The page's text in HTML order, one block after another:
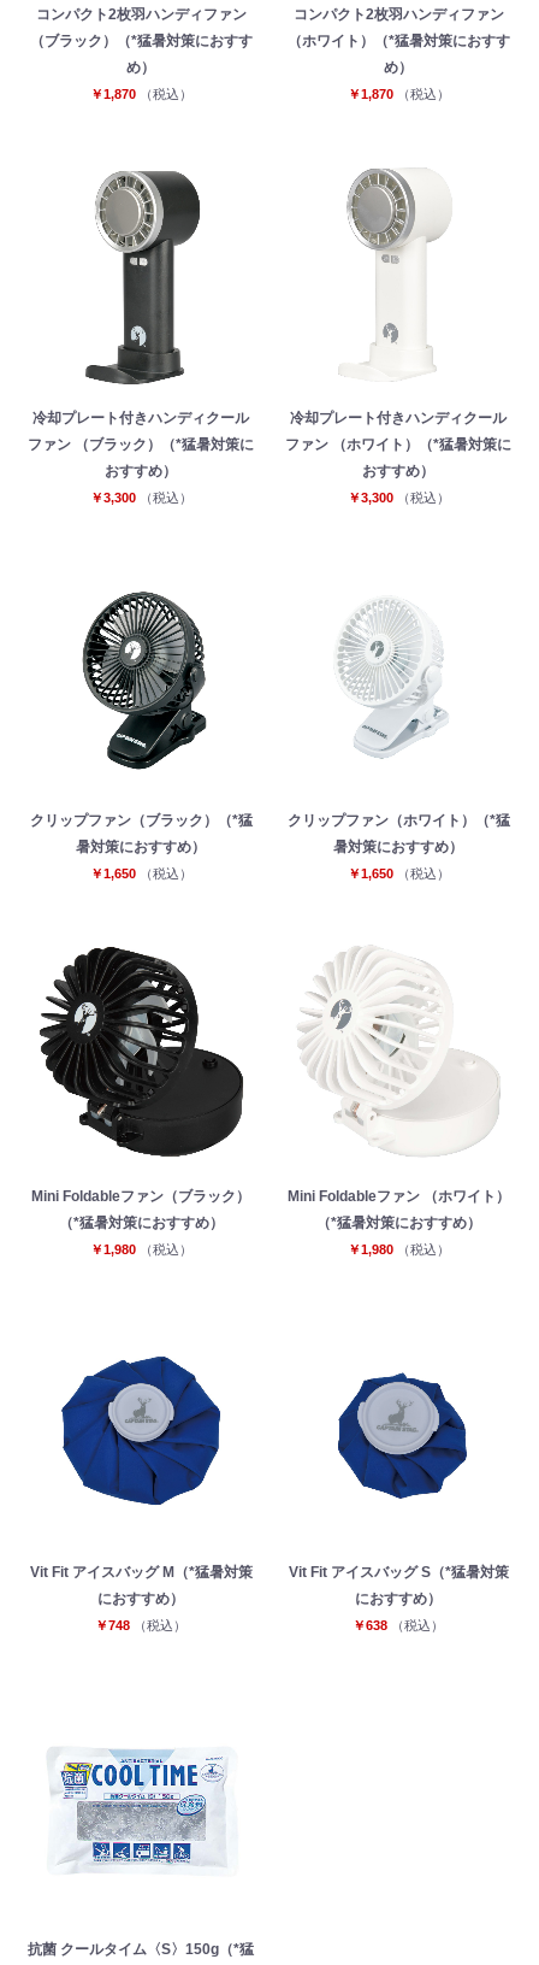
コンパクト2枚羽ハンディファン
（ブラック）（*猛暑対策におすす
め）
￥1,870 （税込）
コンパクト2枚羽ハンディファン
（ホワイト）（*猛暑対策におすす
め）
￥1,870 （税込）
冷却プレート付きハンディクール
ファン （ブラック）（*猛暑対策に
おすすめ）
￥3,300 （税込）
冷却プレート付きハンディクール
ファン （ホワイト）（*猛暑対策に
おすすめ）
￥3,300 （税込）
クリップファン（ブラック）（*猛
暑対策におすすめ）
￥1,650 （税込）
クリップファン（ホワイト）（*猛
暑対策におすすめ）
￥1,650 （税込）
Mini Foldableファン（ブラック）
（*猛暑対策におすすめ）
￥1,980 （税込）
Mini Foldableファン （ホワイト）
（*猛暑対策におすすめ）
￥1,980 （税込）
Vit Fit アイスバッグ M（*猛暑対策
におすすめ）
￥748 （税込）
Vit Fit アイスバッグ S（*猛暑対策
におすすめ）
￥638 （税込）
抗菌 クールタイム〈S〉150g（*猛
お買い物を続ける カートへ進む